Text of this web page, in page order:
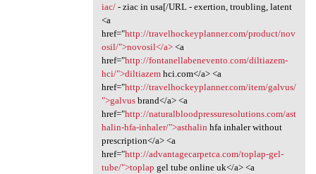
iac/- ziac in usa[/URL - exertion, troubling, latent
<a
href="http://travelhockeyplanner.com/product/nov
osil/">novosil</a><a
href="http://fontanellabenevento.com/diltiazem-
hci/">diltiazemhci.com</a> <a
href="http://travelhockeyplanner.com/item/galvus/
">galvusbrand</a> <a
href="http://naturalbloodpressuresolutions.com/ast
halin-hfa-inhaler/">asthalin hfa inhaler without
prescription</a> <a
href="http://advantagecarpetca.com/toplap-gel-
tube/">toplap gel tube online uk</a> <a